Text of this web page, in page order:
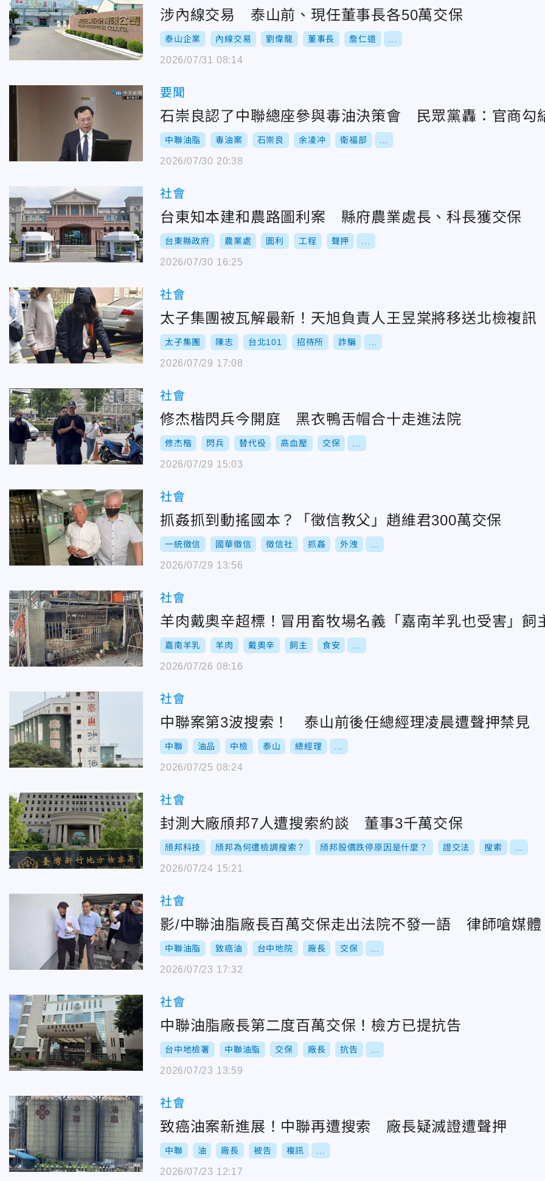
涉內線交易 泰山前、現任董事長各50萬交保
泰山企業 內線交易 劉偉龍 董事長 詹仁道
2026/07/31 08:14
要聞
石崇良認了中聯總座參與毒油決策會 民眾黨轟：官商勾
中聯油脂 毒油案 石崇良 余凌冲 衛福部
2026/07/30 20:38
社會
台東知本建和農路圖利案 縣府農業處長、科長獲交保
台東縣政府 農業處 圖利 工程 聲押
2026/07/30 16:25
社會
太子集團被瓦解最新！天旭負責人王昱棠將移送北檢複訊
太子集團 陳志 台北101 招待所 詐騙
2026/07/29 17:08
社會
修杰楷閃兵今開庭 黑衣鴨舌帽合十走進法院
修杰楷 閃兵 替代役 高血壓 交保
2026/07/29 15:03
社會
抓姦抓到動搖國本？「徵信教父」趙維君300萬交保
一統徵信 國華徵信 徵信社 抓姦 外洩
2026/07/29 13:56
社會
羊肉戴奧辛超標！冒用畜牧場名義「嘉南羊乳也受害」飼
嘉南羊乳 羊肉 戴奧辛 飼主 食安
2026/07/26 08:16
社會
中聯案第3波搜索！ 泰山前後任總經理凌晨遭聲押禁見
中聯 油品 中檢 泰山 總經理
2026/07/25 08:24
社會
封測大廠頎邦7人遭搜索約談 董事3千萬交保
頎邦科技 頎邦為何遭檢調搜索？ 頎邦股價跌停原因是什麼？ 證交法 搜索
2026/07/24 15:21
社會
影/中聯油脂廠長百萬交保走出法院不發一語 律師嗆媒體
中聯油脂 致癌油 台中地院 廠長 交保
2026/07/23 17:32
社會
中聯油脂廠長第二度百萬交保！檢方已提抗告
台中地檢署 中聯油脂 交保 廠長 抗告
2026/07/23 13:59
社會
致癌油案新進展！中聯再遭搜索 廠長疑滅證遭聲押
中聯 油 廠長 被告 複訊
2026/07/23 12:17